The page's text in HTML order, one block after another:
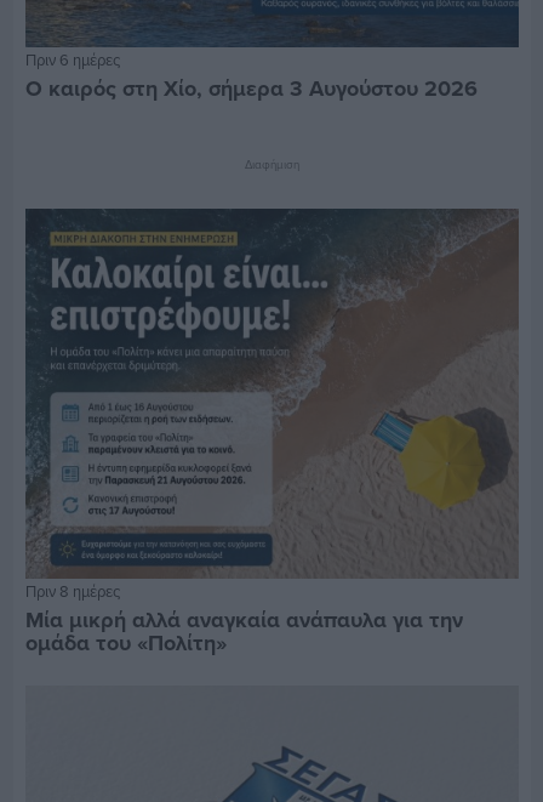
Πριν 6 ημέρες
Ο καιρός στη Χίο, σήμερα 3 Αυγούστου 2026
Διαφήμιση
Πριν 8 ημέρες
Μία μικρή αλλά αναγκαία ανάπαυλα για την
ομάδα του «Πολίτη»